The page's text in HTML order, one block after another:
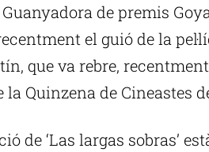
de premis
el guió de la
que va rebre,
la Quinzena de Cineastes
de ‘Las largas sobras’